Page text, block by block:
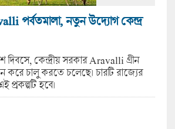
পর্বতমালা, নতুন উদ্যোগ কেন্দ্র
দিবসে, কেন্দ্রীয় সরকার Aravalli গ্রীন
করে চালু করতে চলেছে। চারটি রাজ্যের
প্রকল্পটি হবে।